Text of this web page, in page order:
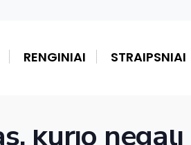
RENGINIAI STRAIPSNIAI
kurio